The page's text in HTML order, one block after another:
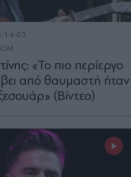
14:03
«Το πιο περίεργο
από θαυμαστή ήταν
(Βίντεο)